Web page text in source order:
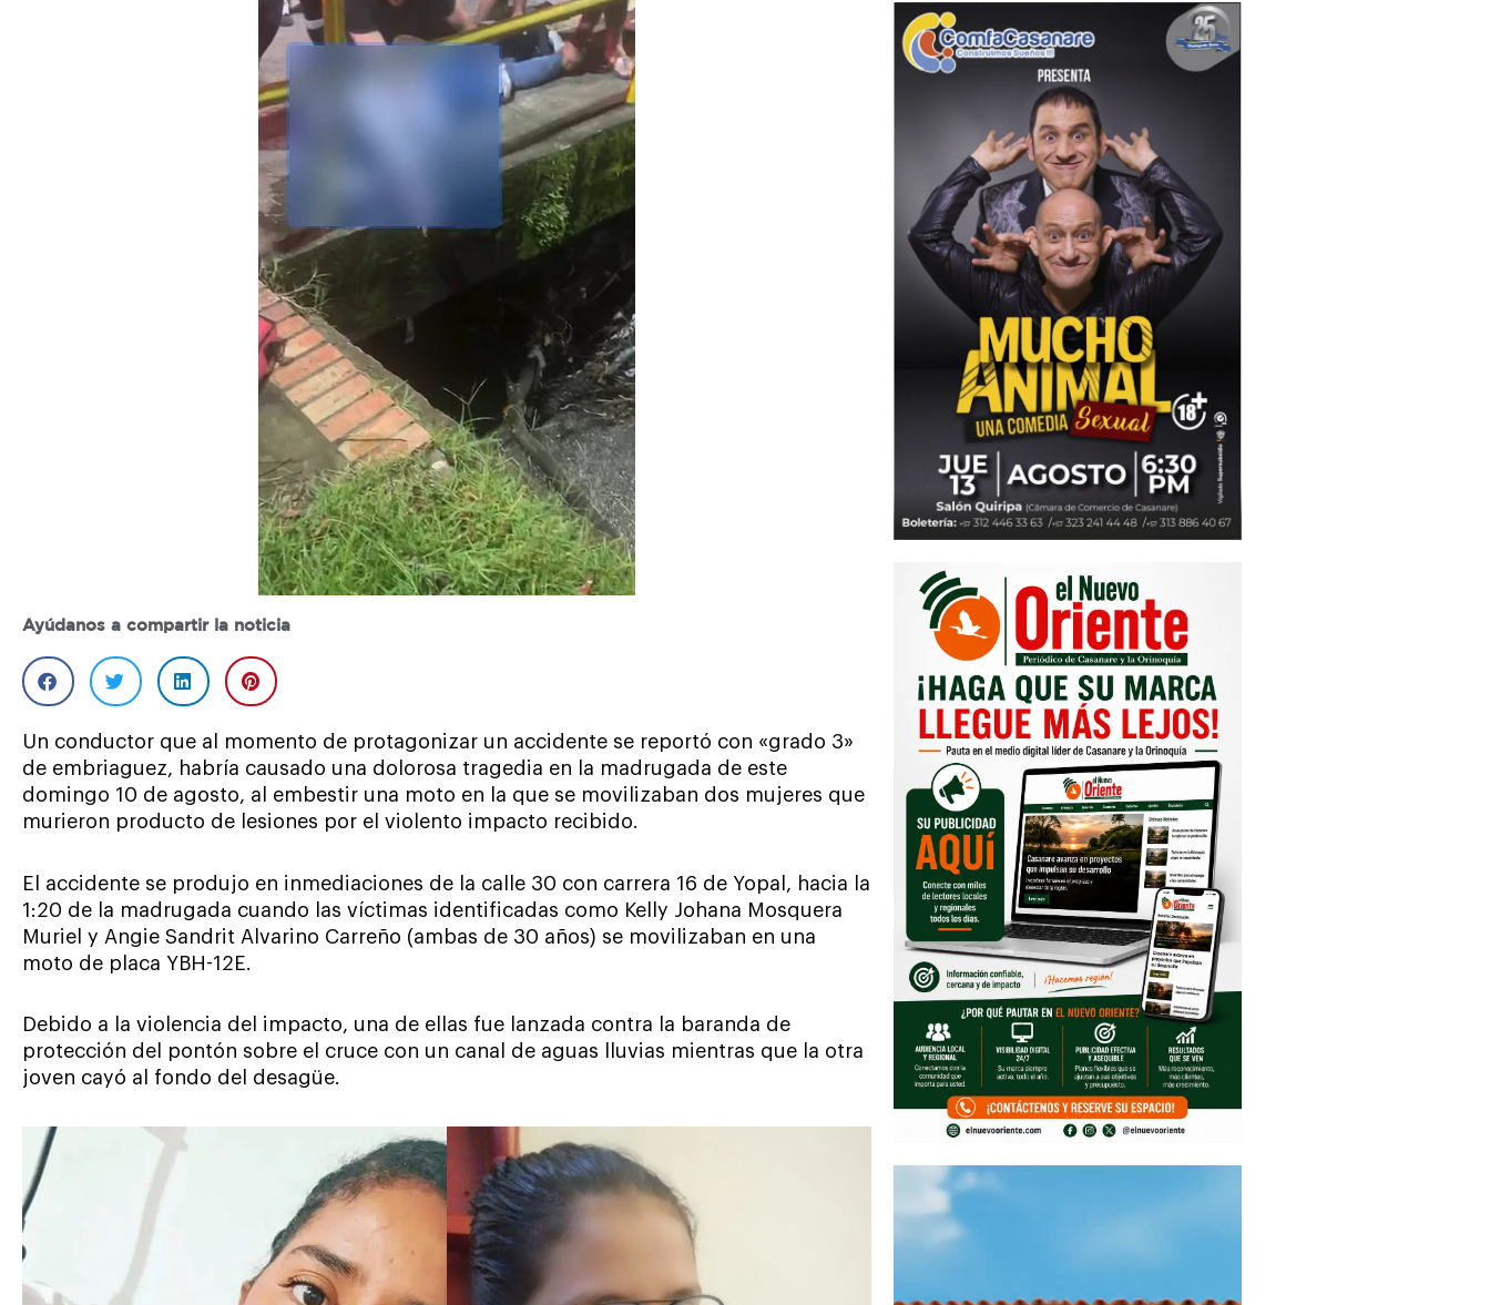
Ayúdanos a compartir la noticia
Un conductor que al momento de protagonizar un accidente se reportó con «grado 3»
de embriaguez, habría causado una dolorosa tragedia en la madrugada de este
domingo 10 de agosto, al embestir una moto en la que se movilizaban dos mujeres que
murieron producto de lesiones por el violento impacto recibido.
El accidente se produjo en inmediaciones de la calle 30 con carrera 16 de Yopal, hacia la
1:20 de la madrugada cuando las víctimas identificadas como Kelly Johana Mosquera
Muriel y Angie Sandrit Alvarino Carreño (ambas de 30 años) se movilizaban en una
moto de placa YBH-12E.
Debido a la violencia del impacto, una de ellas fue lanzada contra la baranda de
protección del pontón sobre el cruce con un canal de aguas lluvias mientras que la otra
joven cayó al fondo del desagüe.